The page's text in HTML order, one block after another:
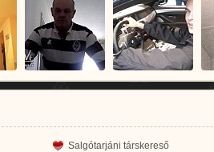
Salgótarjáni társkereső